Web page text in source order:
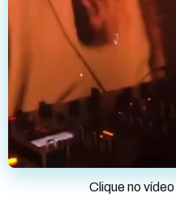
Clique no